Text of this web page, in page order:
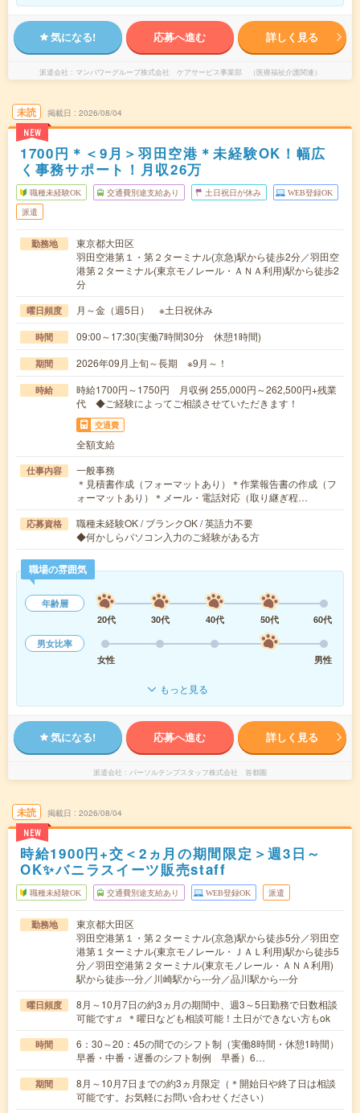
気になる! 応募へ進む 詳しく見る
派遣会社 マンパワーグループ株式会社 ケアサービス事業部 （医療福祉介護関連）
未読
NEW
掲載日 2026/08/04
1700円＊＜9月＞羽田空港＊未経験OK！幅広
く事務サポート！月収26万
職種未経験OK 交通費別途支給あり 土日祝日が休み WEB登録OK
派遣
勤務地
東京都大田区
羽田空港第１・第２ターミナル(京急)駅から徒歩2分／羽田空
港第２ターミナル(東京モノレール・ＡＮＡ利用)駅から徒歩2
分
曜日頻度 月～金（週5日） ※土日祝休み
時間 09:00～17:30(実働7時間30分 休憩1時間)
期間 2026年09月上旬～長期 ※9月～！
時給
時給1700円～1750円 月収例 255,000円～262,500円+残業
代 ◆ご経験によってご相談させていただきます！
交通費
全額支給
仕事内容
一般事務
＊見積書作成（フォーマットあり）＊作業報告書の作成（フ
ォーマットあり）＊メール・電話対応（取り継ぎ程…
応募資格
職種未経験OK / ブランクOK / 英語力不要
◆何かしらパソコン入力のご経験がある方
職場の雰囲気
年齢層
20代
30代 40代 50代
60代
男女比率
女性
男性
もっと見る
気になる! 応募へ進む 詳しく見る
派遣会社 パーソルテンプスタッフ株式会社 首都圏
未読
NEW
掲載日 2026/08/04
時給1900円+交＜2ヵ月の期間限定＞週3日～
OK✨バニラスイーツ販売staff
職種未経験OK 交通費別途支給あり WEB登録OK 派遣
勤務地
東京都大田区
羽田空港第１・第２ターミナル(京急)駅から徒歩5分／羽田空
港第１ターミナル(東京モノレール・ＪＡＬ利用)駅から徒歩5
分／羽田空港第２ターミナル(東京モノレール・ＡＮＡ利用)
駅から徒歩---分／川崎駅から---分／品川駅から---分
曜日頻度
8月～10月7日の約3ヵ月の期間中、週3～5日勤務で日数相談
可能です♬ ＊曜日なども相談可能！土日ができない方もok
時間
6：30～20：45の間でのシフト制（実働8時間・休憩1時間）
早番・中番・遅番のシフト制例 早番）6…
期間
8月～10月7日までの約3ヵ月限定（＊開始日や終了日は相談
可能です。お気軽にお問い合わせください）